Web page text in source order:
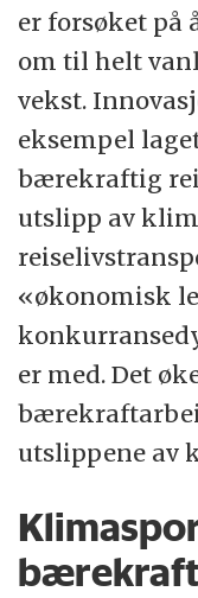
er forsøket på
om til helt
vekst.
eksempel
bærekraftig
utslipp av
«økonomisk
er med. Det
utslippene av